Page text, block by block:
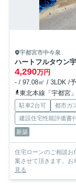
宇都宮市中今泉
ハートフルタウン
4,290万円
- / 97.08㎡ / 3LDK /
東北本線「宇都宮
駐車2台可 都市ガ
建設住宅性能評価書
新築
住宅ローンのご相談お
案させて頂きます。お
見る